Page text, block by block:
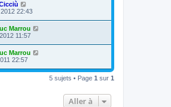
22:43
Marrou
11:57
Marrou
22:57
5 sujets • Page 1 sur 1
Aller à